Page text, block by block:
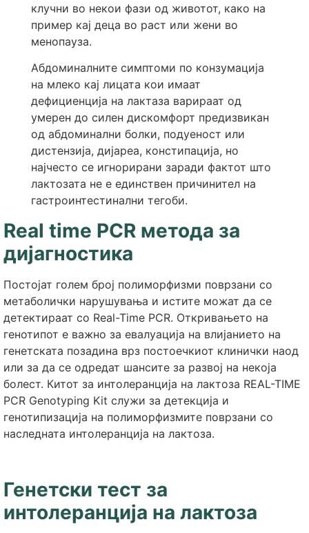
клучни во некои фази од животот, како на
пример кај деца во раст или жени во
менопауза.
Абдоминалните симптоми по конзумација
на млеко кај лицата кои имаат
дефициенција на лактаза варираат од
умерен до силен дискомфорт предизвикан
од абдоминални болки, подуеност или
дистензија, дијареа, констипација, но
најчесто се игнорирани заради фактот што
лактозата не е единствен причинител на
гастроинтестинални тегоби.
Real time PCR метода за
дијагностика
Постојат голем број полиморфизми поврзани со
метаболички нарушувања и истите можат да се
детектираат со Real-Time PCR. Откривањето на
генотипот е важно за евалуација на влијанието на
генетската позадина врз постоечкиот клинички наод
или за да се одредат шансите за развој на некоја
болест. Китот за интолеранција на лактоза REAL-TIME
PCR Genotyping Kit служи за детекција и
генотипизација на полиморфизмите поврзани со
наследната интолеранција на лактоза.
Генетски тест за
интолеранција на лактоза